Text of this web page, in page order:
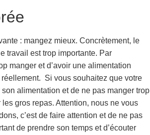
: mangez mieux. Concrètement, le
travail est trop importante. Par
manger et d’avoir une alimentation
Si vous souhaitez que votre
alimentation et de ne pas manger trop
gros repas. Attention, nous ne vous
c’est de faire attention et de ne pas
de prendre son temps et d’écouter